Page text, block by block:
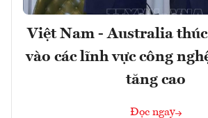
Việt Nam - Australia
vào các lĩnh vực công
tăng cao
Đọc ngay